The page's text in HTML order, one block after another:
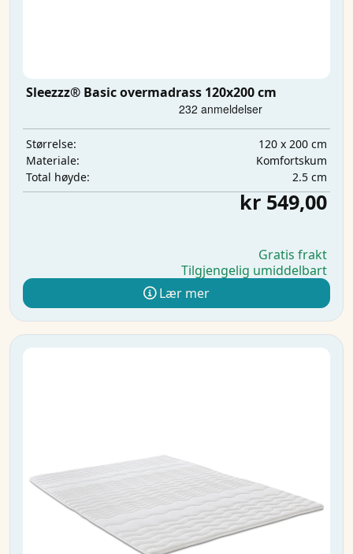
Sleezzz® Basic overmadrass 120x200 cm
Størrelse:
120 x 200 cm
Materiale:
Komfortskum
Total høyde:
2.5 cm
kr 549,00
Gratis frakt
Tilgjengelig umiddelbart
Lær mer